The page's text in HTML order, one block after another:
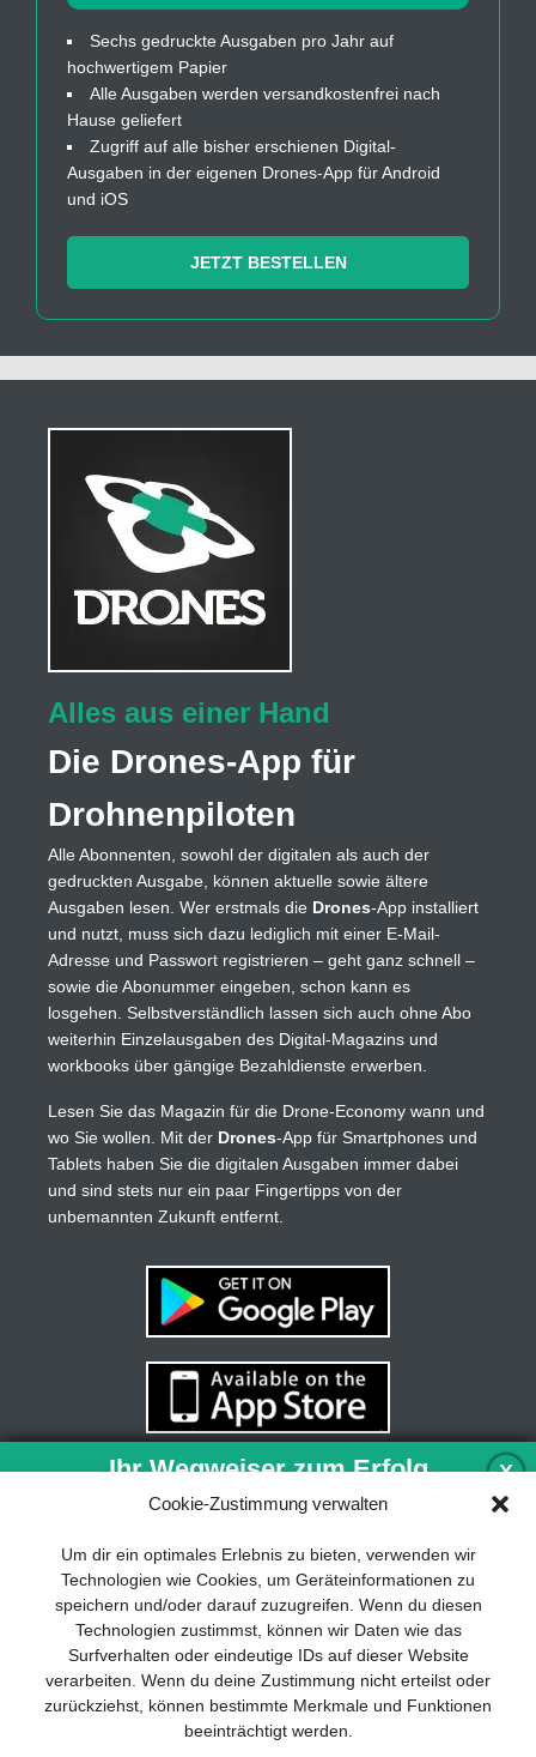
Cookie-Zustimmung verwalten
Um dir ein optimales Erlebnis zu bieten, verwenden wir
Technologien wie Cookies, um Geräteinformationen zu
speichern und/oder darauf zuzugreifen. Wenn du diesen
Technologien zustimmst, können wir Daten wie das
Surfverhalten oder eindeutige IDs auf dieser Website
verarbeiten. Wenn du deine Zustimmung nicht erteilst oder
zurückziehst, können bestimmte Merkmale und Funktionen
beeinträchtigt werden.
Sechs gedruckte Ausgaben pro Jahr auf
hochwertigem Papier
Alle Ausgaben werden versandkostenfrei nach
Hause geliefert
Zugriff auf alle bisher erschienen Digital-
Ausgaben in der eigenen Drones-App für Android
und iOS
JETZT BESTELLEN
Alles aus einer Hand
Die Drones-App für
Drohnenpiloten
Alle Abonnenten, sowohl der digitalen als auch der
gedruckten Ausgabe, können aktuelle sowie ältere
Ausgaben lesen. Wer erstmals die Drones-App installiert
und nutzt, muss sich dazu lediglich mit einer E-Mail-
Adresse und Passwort registrieren – geht ganz schnell –
sowie die Abonummer eingeben, schon kann es
losgehen. Selbstverständlich lassen sich auch ohne Abo
weiterhin Einzelausgaben des Digital-Magazins und
workbooks über gängige Bezahldienste erwerben.
Lesen Sie das Magazin für die Drone-Economy wann und
wo Sie wollen. Mit der Drones-App für Smartphones und
Tablets haben Sie die digitalen Ausgaben immer dabei
und sind stets nur ein paar Fingertipps von der
unbemannten Zukunft entfernt.
X
Ihr Wegweiser zum Erfolg
nachhaltigen Geschäftsmodells sind für
jedes Unternehmen unverzichtbar. Das
Business Model Canvas hilft, sich dabei
auf das Wesentliche zu konzentrieren
und stets im Blick zu behalten, worauf es
wirklich ankommt.
Abonnieren Sie unseren kostenlosen